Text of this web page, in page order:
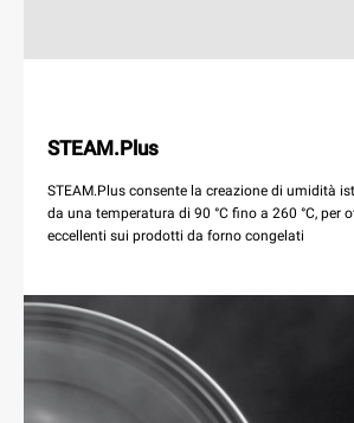
STEAM.Plus
STEAM.Plus consente la creazione di umidità
da una temperatura di 90 °C fino a 260 °C, per
eccellenti sui prodotti da forno congelati